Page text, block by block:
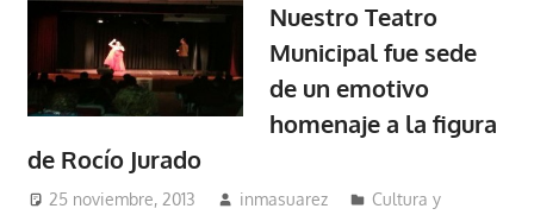
Nuestro Teatro
Municipal fue sede
de un emotivo
homenaje a la figura
de Rocío Jurado
25 noviembre, 2013 inmasuarez
Cultura y